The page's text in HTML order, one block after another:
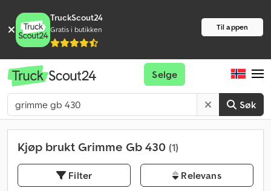
TruckScout24
Gratis i butikken Til appen
Søk
Selge
Kjøp brukt Grimme Gb 430 (1)
Filter Relevans